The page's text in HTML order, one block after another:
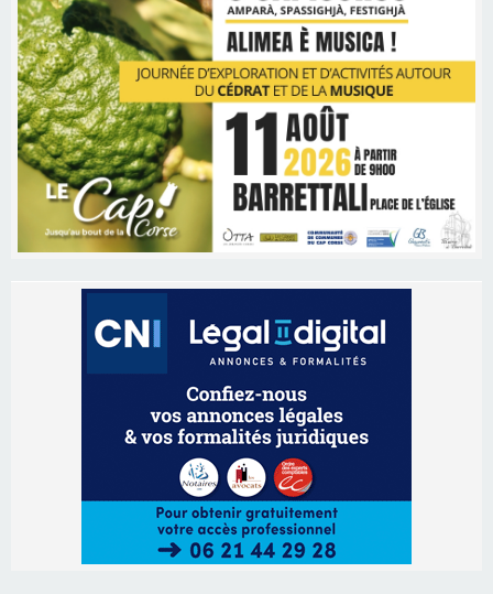
Les brèves
Ucciani – Marché des producteurs à Cruculi le
Corte – L’association A Nuciola organise une
projection sous les étoiles